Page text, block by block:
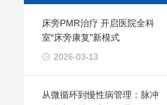
床旁PMR治疗 开启医院全科
室“床旁康复”新模式
2026-03-13
从微循环到慢性病管理：脉冲